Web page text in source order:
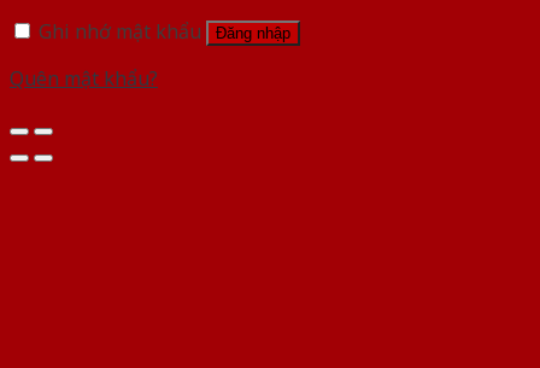
Ghi nhớ mật khẩu
Đăng nhập
Quên mật khẩu?